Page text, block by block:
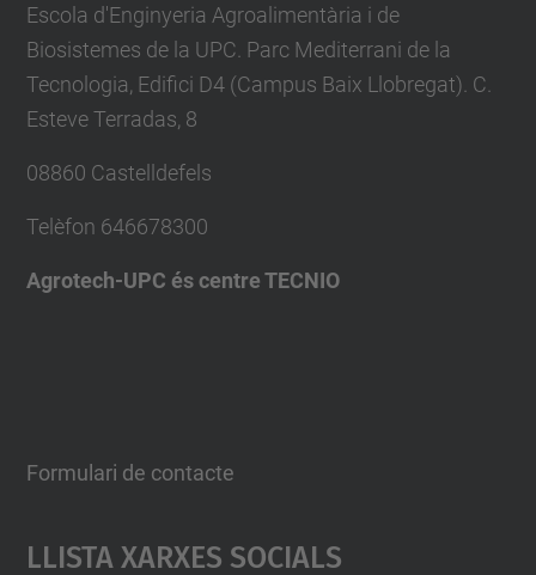
Escola d'Enginyeria Agroalimentària i de
Biosistemes de la UPC. Parc Mediterrani de la
Tecnologia, Edifici D4 (Campus Baix Llobregat). C.
Esteve Terradas, 8
08860 Castelldefels
Telèfon 646678300
Agrotech-UPC és centre TECNIO
Formulari de contacte
Llista Xarxes Socials